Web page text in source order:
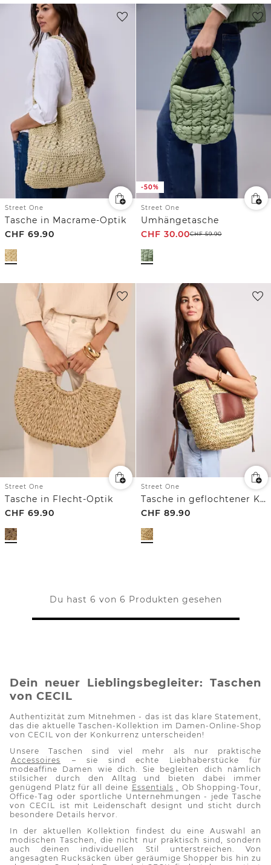
Street One
Tasche in Macrame-Optik
CHF 69.90
-50%
Street One
Umhängetasche
CHF 30.00CHF59.90
Street One
Tasche in Flecht-Optik
CHF 69.90
Street One
Tasche in geflochtener Korb-Optik
CHF 89.90
Du hast 6 von 6 Produkten gesehen
Dein neuer Lieblingsbegleiter: Taschen
von CECIL
Authentizität zum Mitnehmen - das ist das klare Statement,
das die aktuelle Taschen-Kollektion im Damen-Online-Shop
von CECIL von der Konkurrenz unterscheiden!
Unsere Taschen sind viel mehr als nur praktische
Accessoires
– sie sind echte Liebhaberstücke für
modeaffine Damen wie dich. Sie begleiten dich nämlich
stilsicher durch den Alltag und bieten dabei immer
genügend Platz für all deine Essentials . Ob Shopping-Tour,
Office-Tag oder sportliche Unternehmungen - jede Tasche
von CECIL ist mit Leidenschaft designt und sticht durch
besondere Details hervor.
In der aktuellen Kollektion findest du eine Auswahl an
modischen Taschen, die nicht nur praktisch sind, sondern
auch deinen individuellen Stil unterstreichen. Von
angesagten Rucksäcken über geräumige Shopper bis hin zu